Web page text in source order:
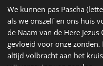
We kunnen pas Pascha
als we onszelf en ons huis
de Naam van de Here
gevloeid voor onze
altijd volbracht aan het